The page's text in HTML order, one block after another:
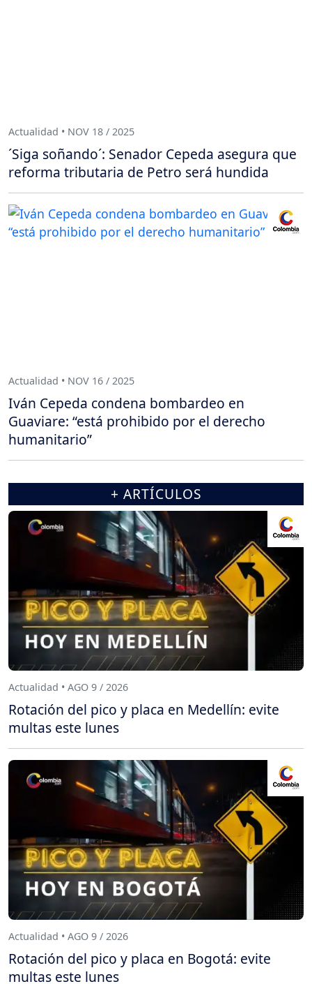
Actualidad • NOV 18 / 2025
´Siga soñando´: Senador Cepeda asegura que
reforma tributaria de Petro será hundida
Actualidad • NOV 16 / 2025
Iván Cepeda condena bombardeo en
Guaviare: “está prohibido por el derecho
humanitario”
+ ARTÍCULOS
Actualidad • AGO 9 / 2026
Rotación del pico y placa en Medellín: evite
multas este lunes
Actualidad • AGO 9 / 2026
Rotación del pico y placa en Bogotá: evite
multas este lunes